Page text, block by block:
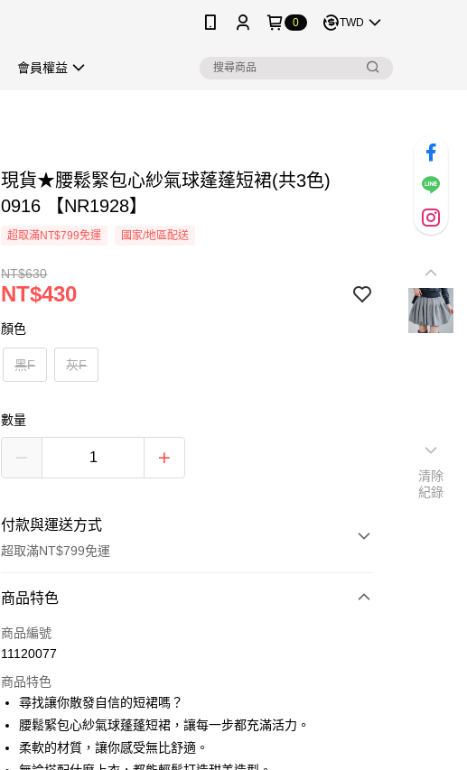
0 TWD
會員權益
現貨★腰鬆緊包心紗氣球蓬蓬短裙(共3色)
0916 【NR1928】
超取滿NT$799免運 國家/地區配送
NT$630
NT$430
顏色
黑F 灰F
數量
付款與運送方式
超取滿NT$799免運
付款方式
信用卡一次付款
LINE Pay
Apple Pay
街口支付
商品特色
商品編號
11120077
商品特色
尋找讓你散發自信的短裙嗎？
腰鬆緊包心紗氣球蓬蓬短裙，讓每一步都充滿活力。
柔軟的材質，讓你感受無比舒適。
清除
紀錄